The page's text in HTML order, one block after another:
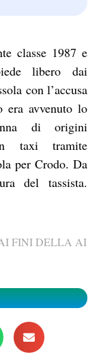
classe 1987 e
libero dai
con l’accusa
era avvenuto lo
di origini
taxi tramite
per Crodo. Da
del tassista.
FINI DELLA AI